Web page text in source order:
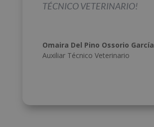
TÉCNICO VETERINARIO!
Omaira Del Pino Ossorio García
Auxiliar Técnico Veterinario